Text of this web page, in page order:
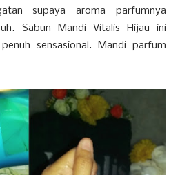
supaya aroma parfumnya
Sabun Mandi Vitalis Hijau ini
sensasional. Mandi parfum